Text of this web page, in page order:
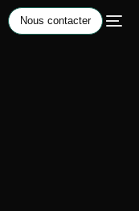
Nous contacter